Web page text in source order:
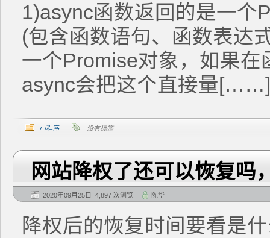
1)async函数返回的是一个
(包含函数语句、函数表达
一个Promise对象，如果
async会把这个直接量[……]
小程序 没有标签
网站降权了还可以恢复吗
2020年09月25日 4,897 次浏览 陈华
降权后的恢复时间要看是